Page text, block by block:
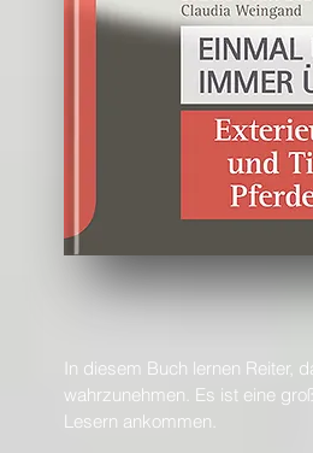
In diesem Buch lernen Reiter,
wahrzunehmen. Es ist eine
Lesern ankommen.